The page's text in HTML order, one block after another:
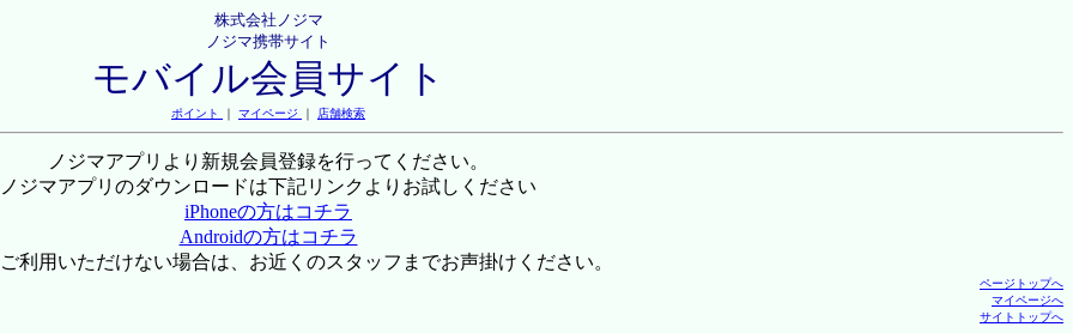
株式会社ノジマ
ノジマ携帯サイト
モバイル会員サイト
ポイント ｜ マイページ ｜ 店舗検索
ノジマアプリより新規会員登録を行ってください。
ノジマアプリのダウンロードは下記リンクよりお試しください
iPhoneの方はコチラ
Androidの方はコチラ
利用いただけない場合は、お近くのスタッフまでお声掛けください。
ページトップへ
マイページへ
サイトトップへ